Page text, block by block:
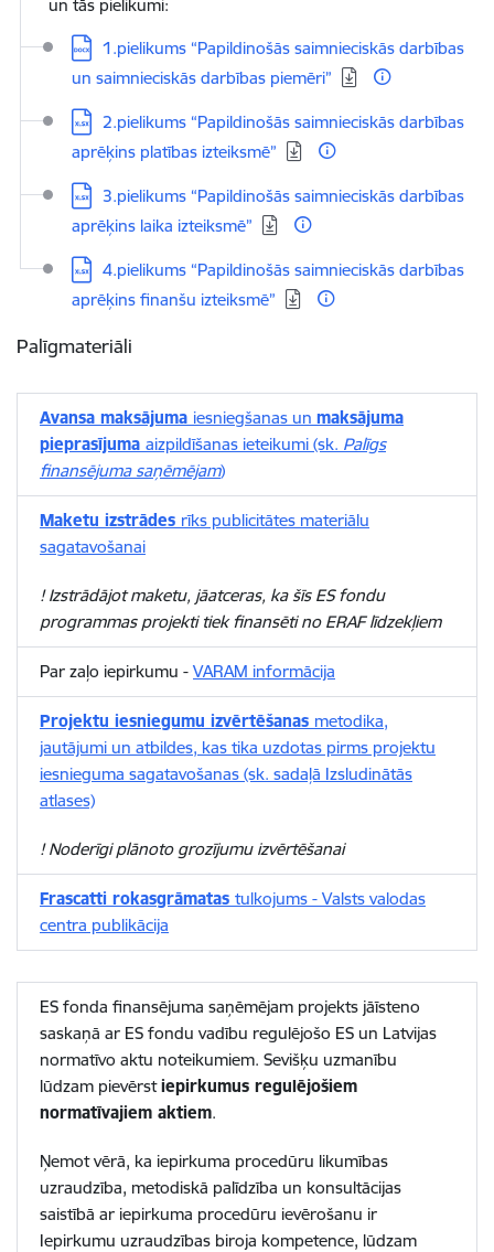
un tās pielikumi:
Lejupielādēt:
1.pielikums “Papildinošās saimnieciskās darbības
un saimnieciskās darbības piemēri”
Lejupielādēt:
2.pielikums “Papildinošās saimnieciskās darbības
aprēķins platības izteiksmē”
Lejupielādēt:
3.pielikums “Papildinošās saimnieciskās darbības
aprēķins laika izteiksmē”
Lejupielādēt:
4.pielikums “Papildinošās saimnieciskās darbības
aprēķins finanšu izteiksmē”
Palīgmateriāli
Avansa maksājuma iesniegšanas un maksājuma
pieprasījuma aizpildīšanas ieteikumi (sk. Palīgs
finansējuma saņēmējam)
Maketu izstrādes rīks publicitātes materiālu
sagatavošanai
! Izstrādājot maketu, jāatceras, ka šīs ES fondu
programmas projekti tiek finansēti no ERAF līdzekļiem
Par zaļo iepirkumu - VARAM informācija
Projektu iesniegumu izvērtēšanas metodika,
jautājumi un atbildes, kas tika uzdotas pirms projektu
iesnieguma sagatavošanas (sk. sadaļā Izsludinātās
atlases)
! Noderīgi plānoto grozījumu izvērtēšanai
Frascatti rokasgrāmatas tulkojums - Valsts valodas
centra publikācija
ES fonda finansējuma saņēmējam projekts jāīsteno
saskaņā ar ES fondu vadību regulējošo ES un Latvijas
normatīvo aktu noteikumiem. Sevišķu uzmanību
lūdzam pievērstiepirkumus regulējošiem
normatīvajiem aktiem.
Ņemot vērā, ka iepirkuma procedūru likumības
uzraudzība, metodiskā palīdzība un konsultācijas
saistībā ar iepirkuma procedūru ievērošanu ir
Iepirkumu uzraudzības biroja kompetence, lūdzam